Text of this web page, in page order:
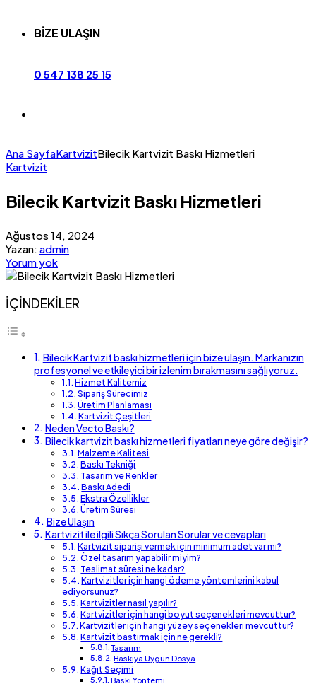
BİZE ULAŞIN
0 547 138 25 15
Ana SayfaKartvizitBilecik Kartvizit Baskı Hizmetleri
Kartvizit
Bilecik Kartvizit Baskı Hizmetleri
Ağustos 14, 2024
Yazan: admin
Yorum yok
İÇİNDEKİLER
Bilecik Kartvizit baskı hizmetleri için bize ulaşın. Markanızın
profesyonel ve etkileyici bir izlenim bırakmasını sağlıyoruz.
Hizmet Kalitemiz
Sipariş Sürecimiz
Üretim Planlaması
Kartvizit Çeşitleri
Neden Vecto Baskı?
Bilecik kartvizit baskı hizmetleri fiyatları neye göre değişir?
Malzeme Kalitesi
Baskı Tekniği
Tasarım ve Renkler
Baskı Adedi
Ekstra Özellikler
Üretim Süresi
Bize Ulaşın
Kartvizit ile ilgili Sıkça Sorulan Sorular ve cevapları
Kartvizit siparişi vermek için minimum adet var mı?
Özel tasarım yapabilir miyim?
Teslimat süresi ne kadar?
Kartvizitler için hangi ödeme yöntemlerini kabul
ediyorsunuz?
Kartvizitler nasıl yapılır?
Kartvizitler için hangi boyut seçenekleri mevcuttur?
Kartvizitler için hangi yüzey seçenekleri mevcuttur?
Kartvizit bastırmak için ne gerekli?
Tasarım
Baskıya Uygun Dosya
Kağıt Seçimi
Baskı Yöntemi